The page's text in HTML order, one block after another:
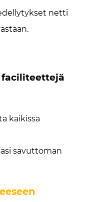
netti
kaikissa
savuttoman